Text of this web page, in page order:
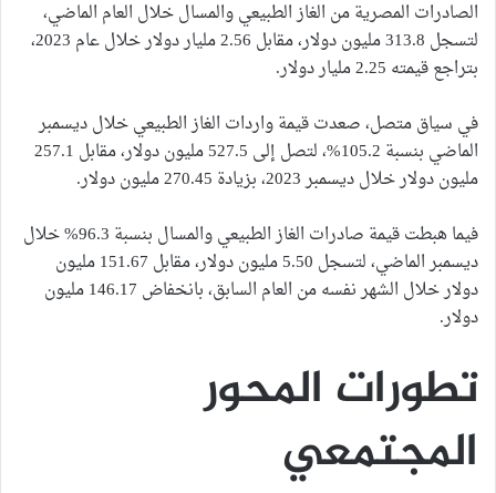
الصادرات المصرية من الغاز الطبيعي والمسال خلال العام الماضي،
لتسجل 313.8 مليون دولار، مقابل 2.56 مليار دولار خلال عام 2023،
بتراجع قيمته 2.25 مليار دولار.
في سياق متصل، صعدت قيمة واردات الغاز الطبيعي خلال ديسمبر
الماضي بنسبة 105.2%، لتصل إلى 527.5 مليون دولار، مقابل 257.1
مليون دولار خلال ديسمبر 2023، بزيادة 270.45 مليون دولار.
فيما هبطت قيمة صادرات الغاز الطبيعي والمسال بنسبة 96.3% خلال
ديسمبر الماضي، لتسجل 5.50 مليون دولار، مقابل 151.67 مليون
دولار خلال الشهر نفسه من العام السابق، بانخفاض 146.17 مليون
دولار.
تطورات المحور
المجتمعي